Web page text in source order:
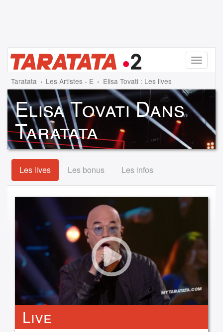
Menu
Taratata Les Artistes - E Elisa Tovati : Les lives
Elisa Tovati Dans
Taratata
Les lives Les bonus Les infos
Live